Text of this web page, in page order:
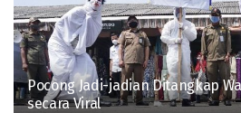
Pocong Jadi-jadian Ditangkap
secara Viral